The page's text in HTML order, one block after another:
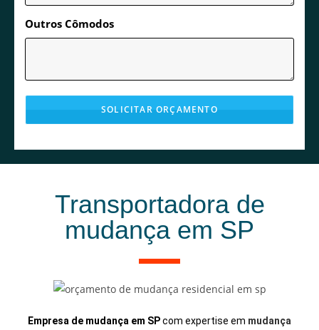
Outros Cômodos
SOLICITAR ORÇAMENTO
h
h
Transportadora de
mudança em SP
Empresa de mudança em SPcom expertise em mudança